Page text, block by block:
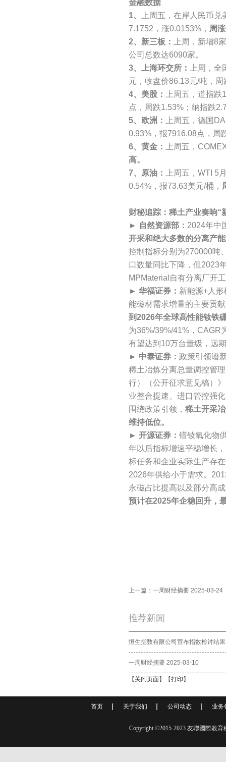
金融数据
1、
上周五，在岸人民币
7.1752，涨0.0153%， 周
2、新三板：
上周，新增8
公司总数达6090家。
3、上海环交所：
上周，
元，收盘价86.13元/吨，周
4、美股：
上周五，道指
点，周跌1.53%；纳指跌
5、欧洲：
上周五，德国
0.93%，报7916.08点，周
6、黄金：
上周五，
高。
7、原油：
上周五，WTI 5
0.54%，报73.63美元/桶，
财秘追踪：稀土产业奏响“
► 自然资源部： 2024年中
开采和绝大多数的分离产
控制指标分别为270000吨
口数量同比下降，但2023
MPMaterial自有分离厂开
► 华福证券： 新能源+人
能磁材需求增量的主要贡
到2026年全球高性能钕铁
为36%/39%/41%，CAGR
有望达到10万台量级，远
► 中泰证券： 政策引领谱
稀土冶炼分离总量调控管
行）（公开征求意见稿）
业整合提速、进口管控强
围绕政策引领， 稀土开采
维持低位。
► 开源证券： 镨钕氧化物
年以后指标增速平稳增长
标任务和企业实际生产存
2026年供给小于需求。
永磁占比提高以及部分高
预计在2025年企稳回升，
上一篇： 一周财经摘要 2025-03-24
推荐新闻
恒生指数有限公司宣布指数检讨结果
一周财经摘要 2025-03-10
【 关闭页面】【打印 】
首页 关于我们 公司动态 业务
Copyright ©2015-2023 友聯國際教